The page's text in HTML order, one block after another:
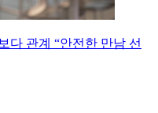
다 관계 “안전한 만남 선